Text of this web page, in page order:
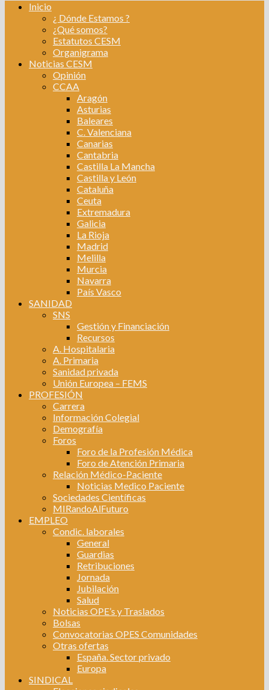
Inicio
¿ Dónde Estamos ?
¿Qué somos?
Estatutos CESM
Organigrama
Noticias CESM
Opinión
CCAA
Aragón
Asturias
Baleares
C. Valenciana
Canarias
Cantabria
Castilla La Mancha
Castilla y León
Cataluña
Ceuta
Extremadura
Galicia
La Rioja
Madrid
Melilla
Murcia
Navarra
País Vasco
SANIDAD
SNS
Gestión y Financiación
Recursos
A. Hospitalaria
A. Primaria
Sanidad privada
Unión Europea – FEMS
PROFESIÓN
Carrera
Información Colegial
Demografía
Foros
Foro de la Profesión Médica
Foro de Atención Primaria
Relación Médico-Paciente
Noticias Medico Paciente
Sociedades Científicas
MIRandoAlFuturo
EMPLEO
Condic. laborales
General
Guardias
Retribuciones
Jornada
Jubilación
Salud
Noticias OPE’s y Traslados
Bolsas
Convocatorias OPES Comunidades
Otras ofertas
España. Sector privado
Europa
SINDICAL